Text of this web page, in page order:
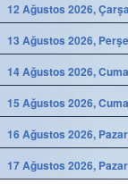
12 Ağustos 2026,
13 Ağustos 2026,
14 Ağustos 2026, Cuma
15 Ağustos 2026,
16 Ağustos 2026, Pazar
17 Ağustos 2026,